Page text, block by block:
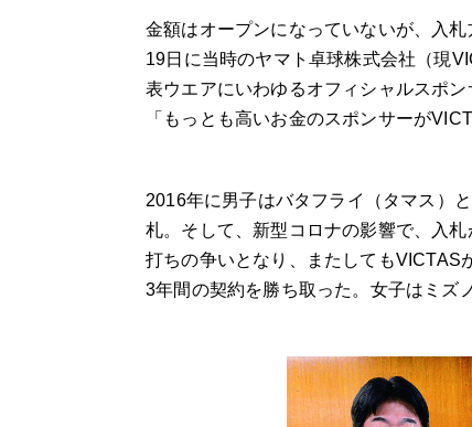
金額はオープンになっていないが、入
19日に当時のヤマト卓球株式会社（現
表ウエアにいわゆるオフィシャルスポ
「もっとも高いお金のスポンサーが
2016年に男子はバタフライ（タマス）
札。そして、新型コロナの影響で、入
打ちの争いとなり、またしてもVICTAS
3年間の契約を勝ち取った。女子はミズ